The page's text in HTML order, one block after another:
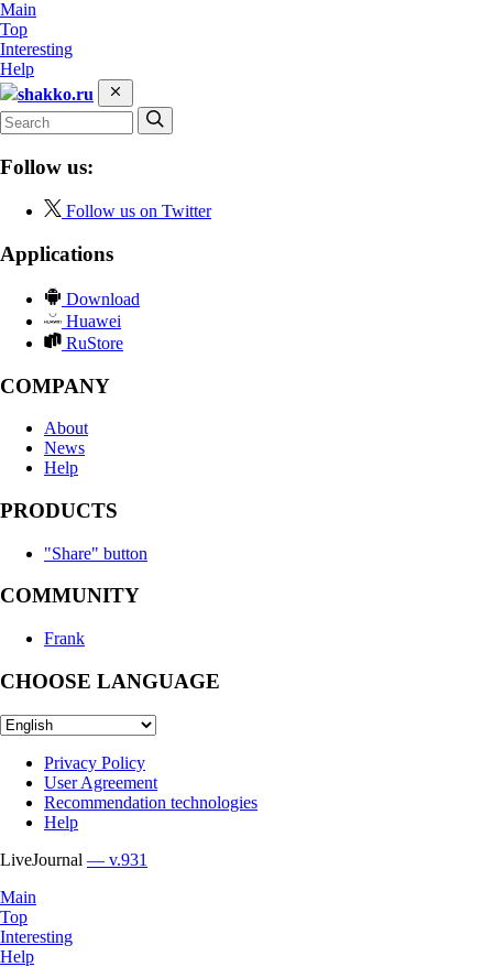
Main
Top
Interesting
Help
shakko.ru
Follow us:
Follow us on Twitter
Applications
Download
Huawei
RuStore
COMPANY
About
News
Help
PRODUCTS
"Share" button
COMMUNITY
Frank
CHOOSE LANGUAGE
Privacy Policy
User Agreement
Recommendation technologies
Help
LiveJournal — v.931
Main
Top
Interesting
Help